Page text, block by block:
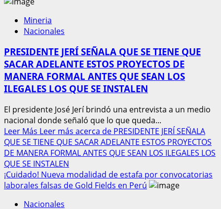
Mineria
Nacionales
PRESIDENTE JERÍ SEÑALA QUE SE TIENE QUE
SACAR ADELANTE ESTOS PROYECTOS DE
MANERA FORMAL ANTES QUE SEAN LOS
ILEGALES LOS QUE SE INSTALEN
El presidente José Jerí brindó una entrevista a un medio
nacional donde señaló que lo que queda...
Leer Más Leer más acerca de PRESIDENTE JERÍ SEÑALA
QUE SE TIENE QUE SACAR ADELANTE ESTOS PROYECTOS
DE MANERA FORMAL ANTES QUE SEAN LOS ILEGALES LOS
QUE SE INSTALEN
¡Cuidado! Nueva modalidad de estafa por convocatorias
laborales falsas de Gold Fields en Perú
Nacionales